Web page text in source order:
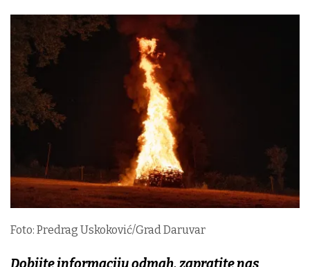
Foto: Predrag Uskoković/Grad Daruvar
Dobijte informaciju odmah, zapratite nas